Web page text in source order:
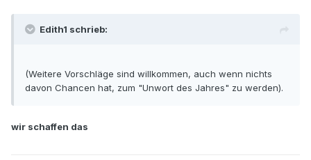
Edith1 schrieb:
(Weitere Vorschläge sind willkommen, auch wenn nichts
davon Chancen hat, zum "Unwort des Jahres" zu werden).
wir schaffen das